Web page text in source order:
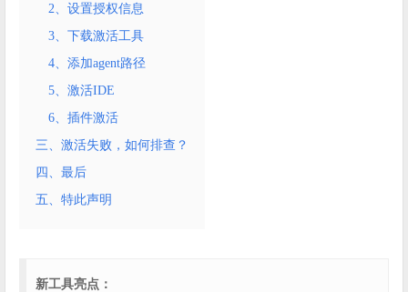
2、设置授权信息
3、下载激活工具
4、添加agent路径
5、激活IDE
6、插件激活
三、激活失败，如何排查？
四、最后
五、特此声明
新工具亮点：